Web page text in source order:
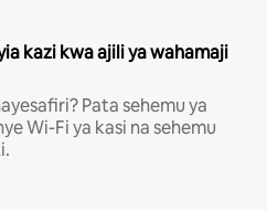
kazi kwa ajili ya wahamaji
Pata sehemu ya
Wi-Fi ya kasi na sehemu